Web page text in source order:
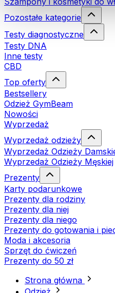
Pozostałe kategorie
Testy diagnostyczne
Testy DNA
Inne testy
CBD
Top oferty
Bestsellery
Odzież GymBeam
Nowości
Wyprzedaż
Wyprzedaż odzieży
Wyprzedaż Odzieży
Wyprzedaż Odzieży Męskiej
Prezenty
Karty podarunkowe
Prezenty dla rodziny
Prezenty dla niej
Prezenty dla niego
Prezenty do gotowania i
Moda i akcesoria
Sprzęt do ćwiczeń
Prezenty do 50 zł
Strona główna